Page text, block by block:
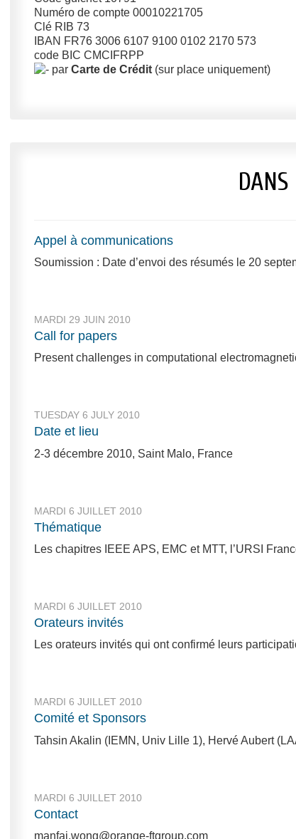
Numéro de compte 00010221705
Clé RIB 73
IBAN FR76 3006 6107 9100 0102 2170 573
code BIC CMCIFRPP
parCarte de Crédit (sur place uniquement)
Appel à communications
Soumission : Date d’envoi des résumés le 20
MARDI 29 JUIN 2010
Call for papers
Present challenges in computational
TUESDAY 6 JULY 2010
Date et lieu
2-3 décembre 2010, Saint Malo, France
MARDI 6 JUILLET 2010
Thématique
Les chapitres IEEE APS, EMC et MTT, l’URSI
MARDI 6 JUILLET 2010
Orateurs invités
Les orateurs invités qui ont confirmé leurs
MARDI 6 JUILLET 2010
Comité et Sponsors
Tahsin Akalin (IEMN, Univ Lille 1), Hervé Aubert
MARDI 6 JUILLET 2010
Contact
manfai.wong@orange-ftgroup.com